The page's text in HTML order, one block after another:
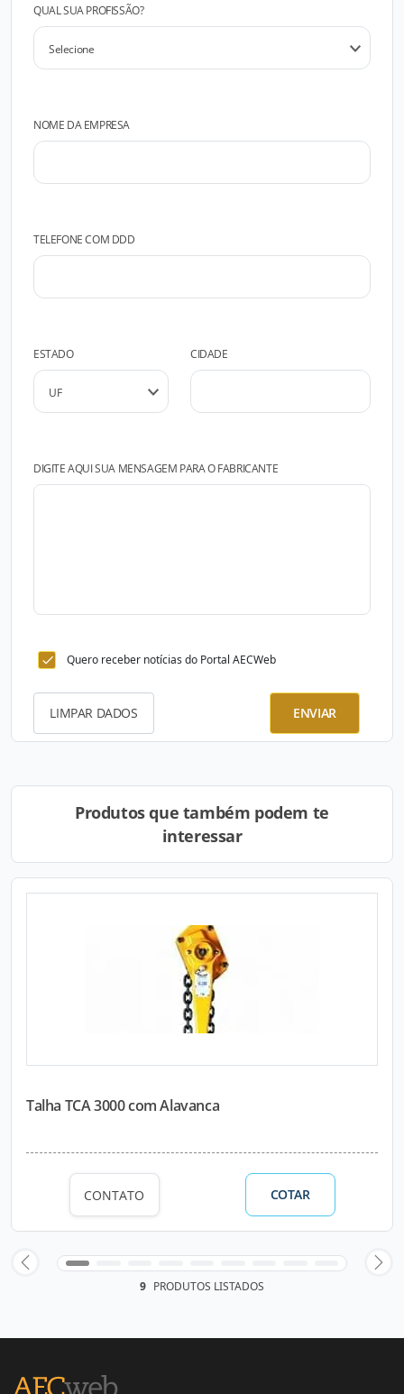
QUAL SUA PROFISSÃO?
NOME DA EMPRESA
TELEFONE COM DDD
ESTADO CIDADE
DIGITE AQUI SUA MENSAGEM PARA O FABRICANTE
Quero receber notícias do Portal AECWeb
LIMPAR DADOS ENVIAR
Produtos que também podem te
interessar
Talha TCA 3000 com Alavanca
CONTATO COTAR
9 PRODUTOS LISTADOS